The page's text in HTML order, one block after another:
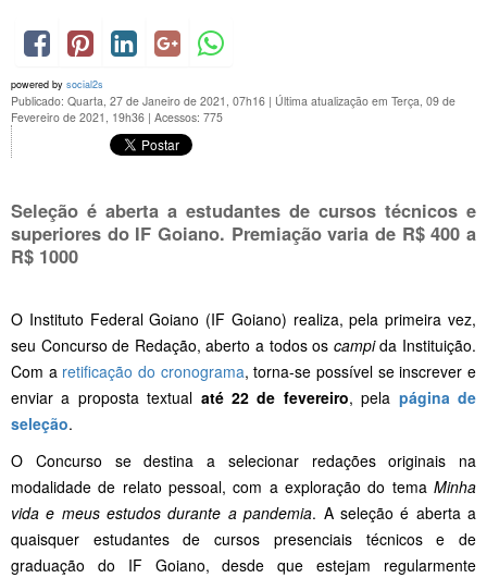
powered by social2s
Publicado: Quarta, 27 de Janeiro de 2021, 07h16 | Última atualização em Terça, 09 de
Fevereiro de 2021, 19h36 | Acessos: 775
Seleção é aberta a estudantes de cursos técnicos e
superiores do IF Goiano. Premiação varia de R$ 400 a
R$ 1000
O Instituto Federal Goiano (IF Goiano) realiza, pela primeira vez,
seu Concurso de Redação, aberto a todos os campida Instituição.
Com a retificação do cronograma, torna-se possível se inscrever e
enviar a proposta textual até 22 de fevereiro, pela página de
seleção.
O Concurso se destina a selecionar redações originais na
modalidade de relato pessoal, com a exploração do tema Minha
vida e meus estudos durante a pandemia. A seleção é aberta a
quaisquer estudantes de cursos presenciais técnicos e de
graduação do IF Goiano, desde que estejam regularmente